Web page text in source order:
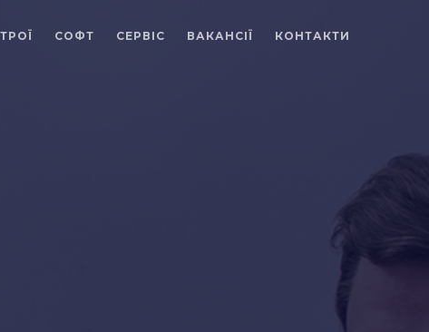
СОФТ СЕРВІС ВАКАНСІЇ КОНТАКТИ